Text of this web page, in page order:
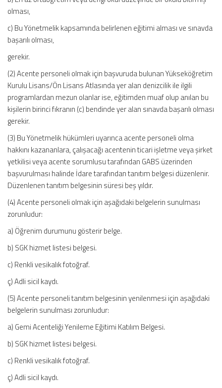
olması,
c) Bu Yönetmelik kapsamında belirlenen eğitimi alması ve sınavda
başarılı olması,
gerekir.
(2) Acente personeli olmak için başvuruda bulunan Yükseköğretim
Kurulu Lisans/Ön Lisans Atlasında yer alan denizcilik ile ilgili
programlardan mezun olanlar ise, eğitimden muaf olup anılan bu
kişilerin birinci fıkranın (c) bendinde yer alan sınavda başarılı olması
gerekir.
(3) Bu Yönetmelik hükümleri uyarınca acente personeli olma
hakkını kazananlara, çalışacağı acentenin ticari işletme veya şirket
yetkilisi veya acente sorumlusu tarafından GABS üzerinden
başvurulması halinde İdare tarafından tanıtım belgesi düzenlenir.
Düzenlenen tanıtım belgesinin süresi beş yıldır.
(4) Acente personeli olmak için aşağıdaki belgelerin sunulması
zorunludur:
a) Öğrenim durumunu gösterir belge.
b) SGK hizmet listesi belgesi.
c) Renkli vesikalık fotoğraf.
ç) Adli sicil kaydı.
(5) Acente personeli tanıtım belgesinin yenilenmesi için aşağıdaki
belgelerin sunulması zorunludur:
a) Gemi Acenteliği Yenileme Eğitimi Katılım Belgesi.
b) SGK hizmet listesi belgesi.
c) Renkli vesikalık fotoğraf.
ç) Adli sicil kaydı.